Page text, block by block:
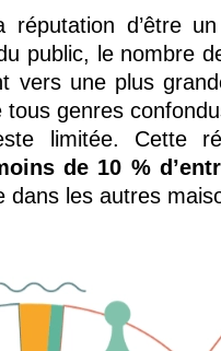
d’être
public, le nombre
vers une plus
genres
limitée. Cette
de 10 %
les autres